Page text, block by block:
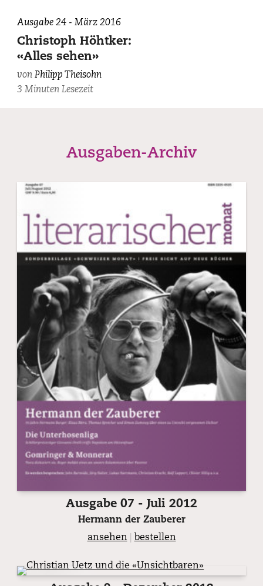
Public
Library,
Astor,
Lenox
and
permission
The
S.
Burroughs
Trust
and
Wylie
Agency
Copyright
©
The
Estate
of
William
Burroughs.
Ausgabe 24 - März 2016
Christoph Höhtker:
«Alles sehen»
vonPhilipp Theisohn
3 Minuten Lesezeit
Ausgaben-Archiv
Ausgabe 07 - Juli 2012
Hermann der Zauberer
ansehen
bestellen